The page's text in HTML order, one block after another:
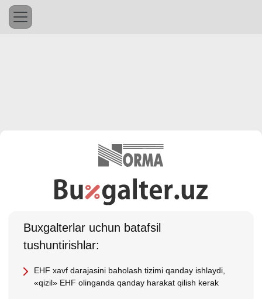
Buхgalterlar uchun batafsil
tushuntirishlar:
EHF хavf darajasini baholash tizimi qanday ishlaydi,
«qizil» EHF olinganda qanday harakat qilish kerak